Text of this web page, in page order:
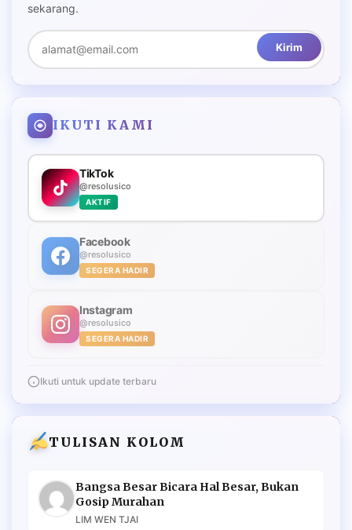
sekarang.
Kirim
IKUTI KAMI
TikTok
@resolusico
AKTIF
Facebook
@resolusico
SEGERA HADIR
Instagram
@resolusico
SEGERA HADIR
Ikuti untuk update terbaru
TULISAN KOLOM
Bangsa Besar Bicara Hal Besar, Bukan
Gosip Murahan
LIM WEN TJAI